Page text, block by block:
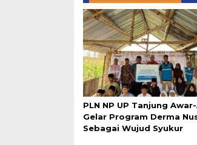
PLN NP UP Tanjung
Gelar Program Derma
Sebagai Wujud Syukur